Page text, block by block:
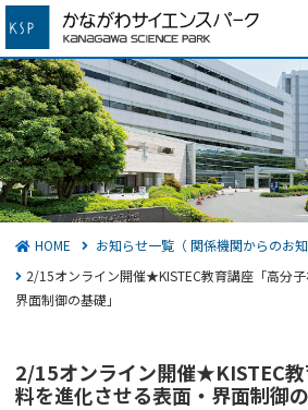
HOME
お知らせ一覧（ 関係機関からのお知
2/15オンライン開催★KISTEC教育講座「高分
界面制御の基礎」
2/15オンライン開催★KISTEC
料を進化させる表面・界面制御の